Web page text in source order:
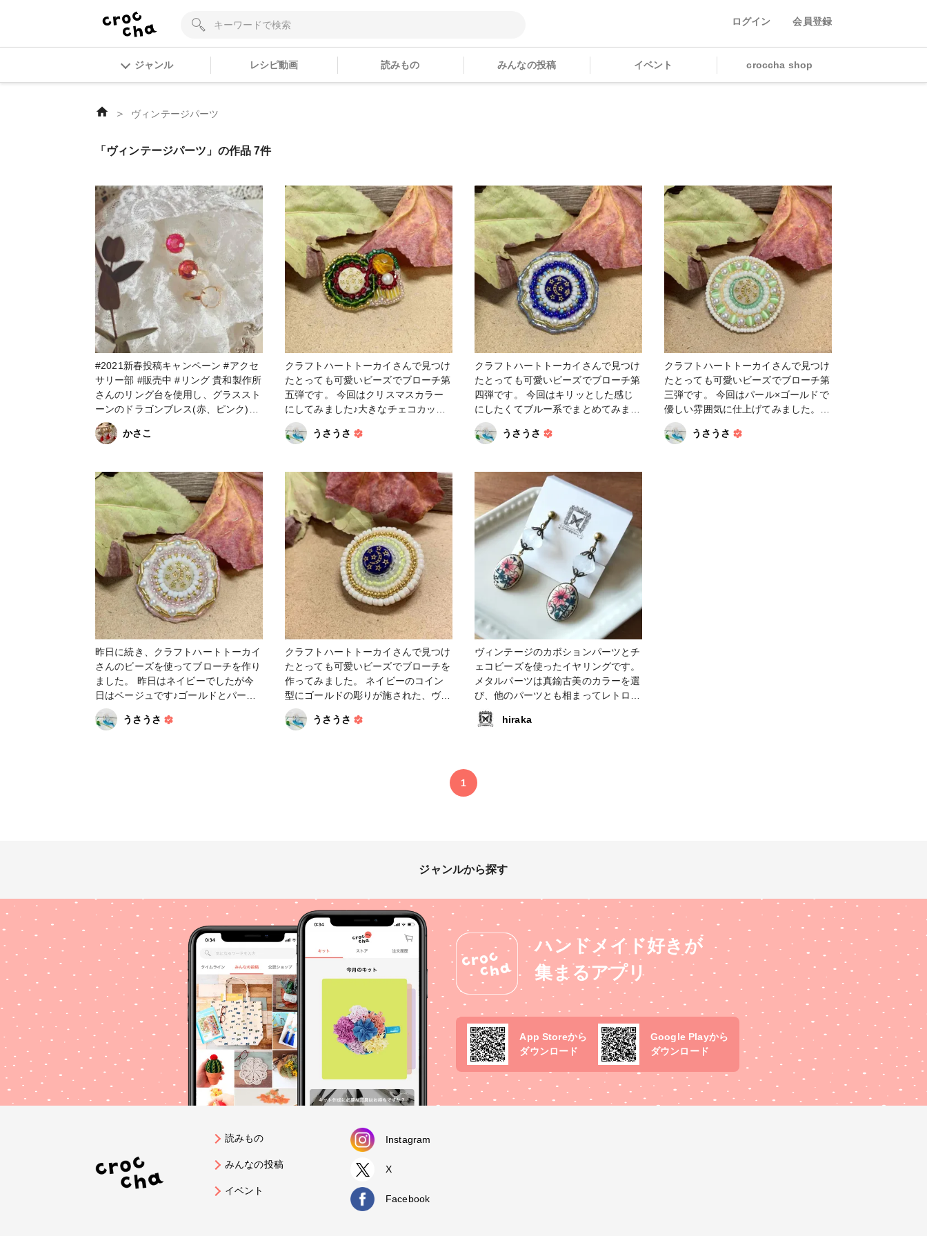
ログイン 会員登録
ジャンル レシピ動画 読みもの みんなの投稿 イベント croccha shop
＞ ヴィンテージパーツ
「ヴィンテージパーツ」の作品 7件
#2021新春投稿キャンペーン #アクセ
サリー部 #販売中 #リング 貴和製作所
さんのリング台を使用し、グラススト
ーンのドラゴンブレス(赤、ピンク)、
ホワイトオパールのリングを制作しま
した。 ストーを傷つけずにリング台
のが以外に時間がかかりました。 光
に当たると綺麗に輝き、ドラゴンブレ
スは見る角度によってグラスストーン
の中に煌めく青色のシアーが見え隠れ
するのがとても綺麗でお気に入りです
(*^^*) #minne #ホワイトオパール #ガ
ラスストーン #指輪 #ヴィンテージ #
ヴィンテージパーツ #貴和製作所
かさこ
クラフトハートトーカイさんで見つけ
たとっても可愛いビーズでブローチ第
五弾です。 今回はクリスマスカラー
にしてみました♪大きなチェコカット
ビーズもつけてアクセントに。 #アク
セサリー #ビーズ #ビーズ＆パーツ #
_Tokaiグループ #ファンれぽ_シュゲ
ール #ファンれぽ_partsclub #クリス
マス
うさうさ
クラフトハートトーカイさんで見つけ
たとっても可愛いビーズでブローチ第
四弾です。 今回はキリッとした感じ
にしたくてブルー系でまとめてみまし
た。やっぱりパール×ゴールドは外せ
ません🤣次は違う形で作ってみようと
#ヴィンテージ #ヴィンテージパーツ
#ファンれぽ_Tokaiグループ #ファン
れぽ_シュゲール #ファンれぽ
_partsclub #その他
うさうさ
クラフトハートトーカイさんで見つけ
たとっても可愛いビーズでブローチ第
三弾です。 今回はパール×ゴールドで
優しい雰囲気に仕上げてみました。グ
リーンのビーズはキャッツアイです。
見る角度によって表情が変わるので、
うさうさ
昨日に続き、クラフトハートトーカイ
さんのビーズを使ってブローチを作り
ました。 昨日はネイビーでしたが今
日はベージュです♪ゴールドとパール
が似合いそうだなぁと合わせてみたら
ピッタリ😆上手くいくと嬉しいです♪
うさうさ
クラフトハートトーカイさんで見つけ
たとっても可愛いビーズでブローチを
作ってみました。 ネイビーのコイン
型にゴールドの彫りが施された、ヴィ
ンテージ感が漂うビーズです。蚤の市
で見つけたような素敵な雰囲気✨一
ビーズです。 パールと組み合わせる
リーに仕上がります。』 試しにゴー
ルドのマットなビーズと合わせてみま
したがぴったりです🤗次はパールと合
わせてみようかな♪ #アクセサリー #
ビーズ #ビーズ＆パーツ #ビーズ刺繍
#ブローチ #ヴィンテージ #ヴィンテ
ージパーツ #ファンれぽ_Tokaiグルー
プ #ファンれぽ_シュゲール #ファン
れぽ_partsclub
うさうさ
ヴィンテージのカボションパーツとチ
ェコビーズを使ったイヤリングです。
メタルパーツは真鍮古美のカラーを選
び、他のパーツとも相まってレトロな
雰囲気になるよう作りました。 ポイ
ントは９ピンの上部と下部の丸めの向
hiraka
1
ジャンルから探す
ハンドメイド好きが
集まるアプリ
App Storeから
ダウンロード
Google Playから
ダウンロード
読みもの
みんなの投稿
イベント
Instagram
X
Facebook